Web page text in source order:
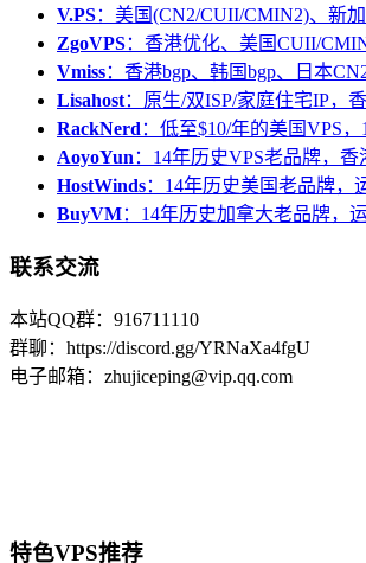
V.PS：美国(CN2/CUII/CMIN2)、新
ZgoVPS：香港优化、美国CUII/
Vmiss：香港bgp、韩国bgp、日本
Lisahost：原生/双ISP/家庭住宅IP，
RackNerd：低至$10/年的美国VPS
AoyoYun：14年历史VPS老品牌，
HostWinds：14年历史美国老品牌，
BuyVM：14年历史加拿大老品牌，
联系交流
本站QQ群：916711110
群聊：https://discord.gg/YRNaXa4fgU
电子邮箱：zhujiceping@vip.qq.com
特色VPS推荐